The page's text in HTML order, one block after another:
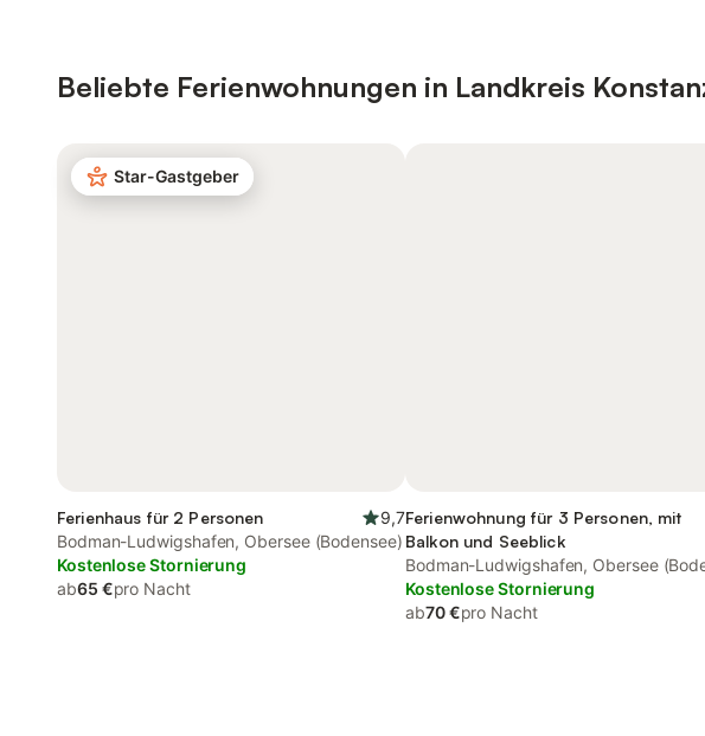
Beliebte Ferienwohnungen in Landkreis
Star-Gastgeber
Ferienhaus für 2 Personen
9,7
Bodman-Ludwigshafen, Obersee (Bodensee)
Kostenlose Stornierung
ab65 €pro Nacht
Ferienwohnung für 3 Personen, mit
Balkon und Seeblick
Bodman-Ludwigshafen, Obersee
Kostenlose Stornierung
ab70 €pro Nacht